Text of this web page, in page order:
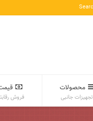
محصولات
تجهیزات جانبی فروش